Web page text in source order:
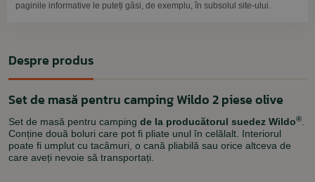
paginile informative le puteți găsi, de exemplu, în subsolul site-ului.
Despre produs
Set de masă pentru camping Wildo 2 piese olive
Set de masă pentru camping de la producătorul suedez Wildo®
Conține două boluri care pot fi pliate unul în celălalt. Interiorul
poate fi umplut cu tacâmuri, o cană pliabilă sau orice altceva de
care aveți nevoie să transportați.